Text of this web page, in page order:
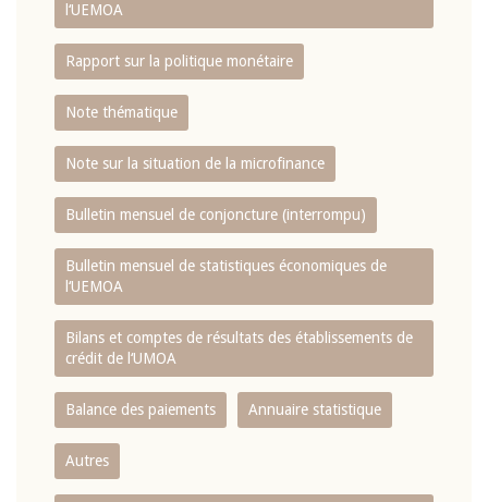
l‘UEMOA
Rapport sur la politique monétaire
Note thématique
Note sur la situation de la microfinance
Bulletin mensuel de conjoncture (interrompu)
Bulletin mensuel de statistiques économiques de
l‘UEMOA
Bilans et comptes de résultats des établissements de
crédit de l‘UMOA
Balance des paiements Annuaire statistique
Autres